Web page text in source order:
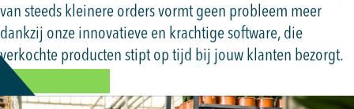
van steeds kleinere orders vormt geen probleem meer
dankzij onze innovatieve en krachtige software, die
verkochte producten stipt op tijd bij jouw klanten bezorgt.
MEER INFORMATIE